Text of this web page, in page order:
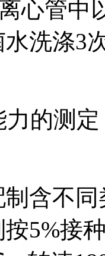
心管中
洗涤3
力的测定
含不
5%接